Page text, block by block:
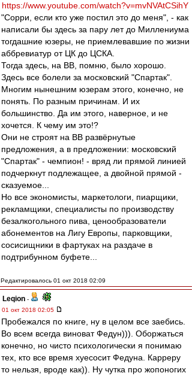
https://www.youtube.com/watch?v=mvNVAtCSihY
"Сорри, если кто уже постил это до меня", - как
написали бы здесь за пару лет до Миллениума
тогдашние юзеры, не приемлевавшие по жизни
аббревиатур от ЦК до ЦСКА.
Тогда здесь, на ВВ, помню, было хорошо.
Здесь все болели за московский "Спартак".
Многим нынешним юзерам этого, конечно, не
понять. По разным причинам. И их
большинство. Да им этого, наверное, и не
хочется. К чему им это!?
Они не строят на ВВ развёрнутые
предложения, а в предложении: московский
"Спартак" - чемпион! - вряд ли прямой линией
подчеркнут подлежащее, а двойной прямой -
сказуемое...
Но все экономисты, маркетологи, пиарщики,
рекламщики, специалисты по производству
безалкогольного пива, ценообразователи
абонементов на Лигу Европы, парковщики,
сосисищники в фартуках на раздаче в
подтрибунном буфете...
Редактировалось 01 окт 2018 02:09
Leqion -
01 окт 2018 02:05
Пробежался по книге, ну в целом все заебись.
Во всем всегда виноват Федун))). Оборжаться
конечно, но чисто психологически я понимаю
тех, кто все время хуесосит Федуна. Карреру
то нельзя, вроде как)). Ну чутка про жопоногих